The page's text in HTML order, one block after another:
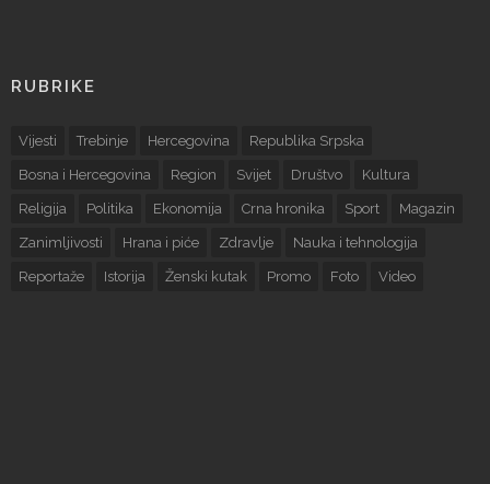
RUBRIKE
Vijesti Trebinje Hercegovina Republika Srpska
Bosna i Hercegovina Region Svijet Društvo Kultura
Religija Politika Ekonomija Crna hronika Sport Magazin
Zanimljivosti Hrana i piće Zdravlje Nauka i tehnologija
Reportaže Istorija Ženski kutak Promo Foto Video